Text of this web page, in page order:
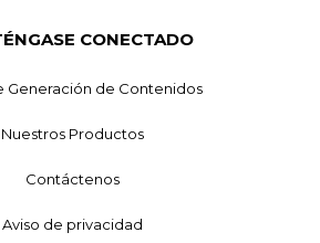
CONECTADO
Generación de Contenidos
Nuestros Productos
Contáctenos
Aviso de privacidad